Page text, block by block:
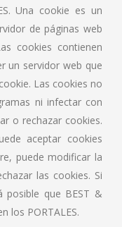
Una cookie es un
de páginas web
cookies contienen
un servidor web que
Las cookies no
ni infectar con
o rechazar cookies.
aceptar cookies
puede modificar la
las cookies. Si
posible que BEST &
los PORTALES.